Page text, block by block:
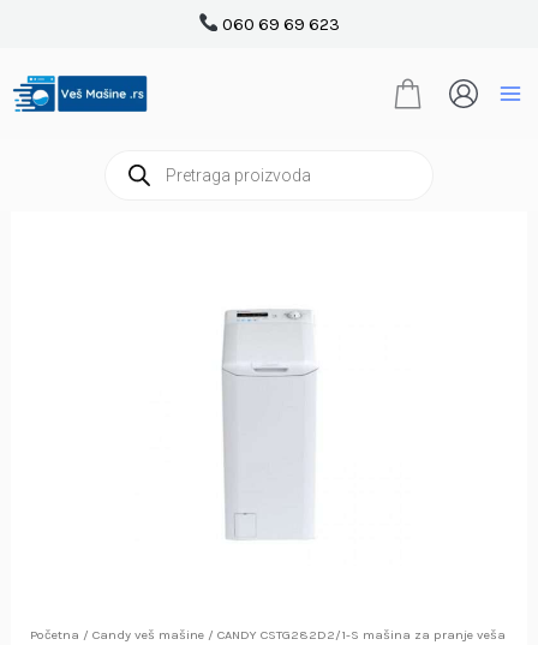
sadržaj
060 69 69 623
search
Početna / Candy veš mašine/ CANDY CSTG282D2/1-S mašina za pranje veša